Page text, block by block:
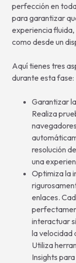
perfección en
para garantizar
experiencia
como desde un
Aquí tienes tres
durante esta fase:
Garantizar
Realiza
resolución
una
Optimiza la
enlaces.
interactuar
la velocidad
Utiliza
Insights